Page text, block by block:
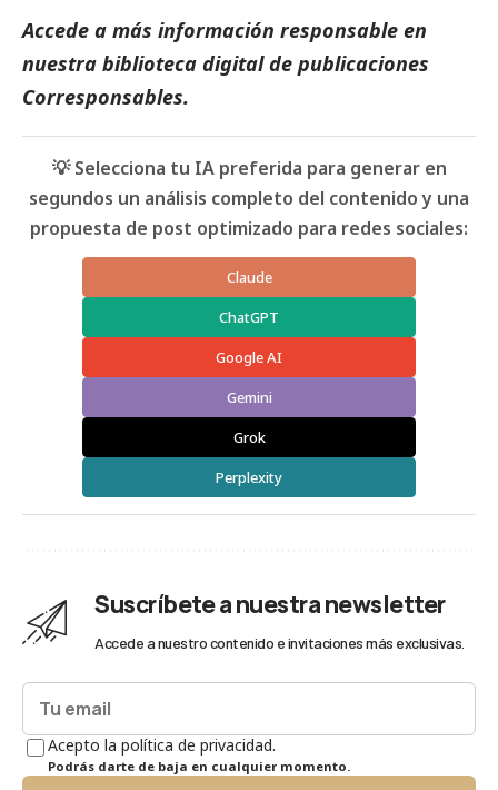
Accede a más información responsable en
nuestra biblioteca digital de publicaciones
Corresponsables.
💡 Selecciona tu IA preferida para generar en
segundos un análisis completo del contenido y una
propuesta de post optimizado para redes sociales:
Claude
ChatGPT
Google AI
Gemini
Grok
Perplexity
Suscríbete a nuestra newsletter
Accede a nuestro contenido e invitaciones más exclusivas.
Acepto la política de privacidad.
Podrás darte de baja en cualquier momento.